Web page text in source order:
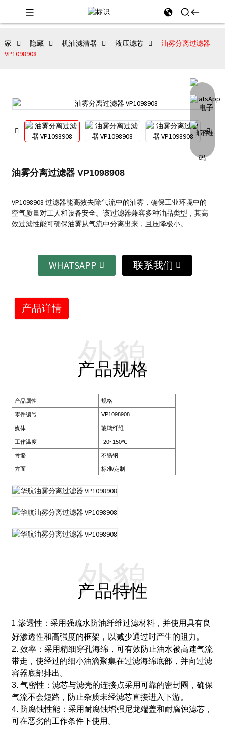
家 隐藏 机油滤清器 液压滤芯
油雾分离过滤器
VP1098908
油雾分离过滤器 VP1098908
VP1098908 过滤器能高效去除气流中的油雾，确保工业环境中的
空气质量对工人和设备安全。该过滤器兼容多种油品类型，其高
效过滤性能可确保油雾从气流中分离出来，且压降极小。
WHATSAPP 联系我们
产品详情
产品规格
外貌
产品属性 规格
零件编号 VP1098908
媒体 玻璃纤维
工作温度 -20~150℃
骨骼 不锈钢
方面 标准/定制
产品特性
外貌
1.渗透性：采用强疏水防油纤维过滤材料，并使用具有良
好渗透性和高强度的框架，以减少通过时产生的阻力。
2. 效率：采用精细穿孔海绵，可有效防止油水被高速气流
带走，使经过的细小油滴聚集在过滤海绵底部，并向过滤
容器底部排出。
3. 气密性：滤芯与滤壳的连接点采用可靠的密封圈，确保
气流不会短路，防止杂质未经滤芯直接进入下游。
4. 防腐蚀性能：采用耐腐蚀增强尼龙端盖和耐腐蚀滤芯，
可在恶劣的工作条件下使用。